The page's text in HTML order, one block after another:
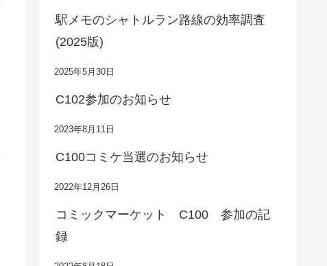
駅メモのシャトルラン路線の効率調査
(2025版)
2025年5月30日
C102参加のお知らせ
2023年8月11日
C100コミケ当選のお知らせ
2022年12月26日
コミックマーケット C100 参加の記
録